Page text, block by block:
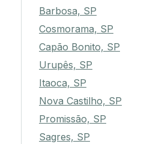
Barbosa, SP
Cosmorama, SP
Capão Bonito, SP
Urupês, SP
Itaoca, SP
Nova Castilho, SP
Promissão, SP
Sagres, SP